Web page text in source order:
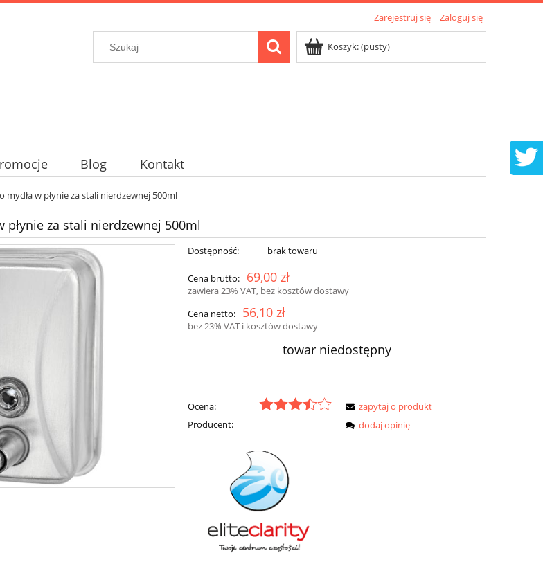
Zarejestruj się Zaloguj się
Koszyk:(pusty)
Blog Kontakt
mydła w płynie za stali nierdzewnej 500ml
płynie za stali nierdzewnej 500ml
Dostępność: brak towaru
Cena brutto: 69,00 zł
zawiera 23% VAT, bez kosztów dostawy
Cena netto:
56,10 zł
bez 23% VAT i kosztów dostawy
towar niedostępny
Ocena:
Producent:
zapytaj o produkt
dodaj opinię